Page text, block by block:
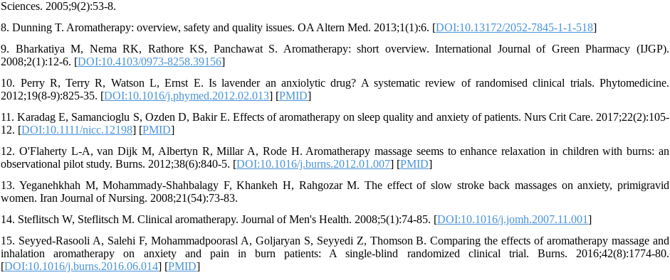
Sciences. 2005;9(2):53-8.
8. Dunning T. Aromatherapy: overview, safety and quality issues. OA Altern Med. 2013;1(1):6. [DOI:10.13172/2052-7845-1-1-518]
9. Bharkatiya M, Nema RK, Rathore KS, Panchawat S. Aromatherapy: short overview. International Journal of Green Pharmacy (IJGP).
2008;2(1):12-6. [DOI:10.4103/0973-8258.39156]
10. Perry R, Terry R, Watson L, Ernst E. Is lavender an anxiolytic drug? A systematic review of randomised clinical trials. Phytomedicine.
2012;19(8-9):825-35. [DOI:10.1016/j.phymed.2012.02.013] [PMID]
11. Karadag E, Samancioglu S, Ozden D, Bakir E. Effects of aromatherapy on sleep quality and anxiety of patients. Nurs Crit Care. 2017;22(2):105-
12. [DOI:10.1111/nicc.12198] [PMID]
12. O'Flaherty L-A, van Dijk M, Albertyn R, Millar A, Rode H. Aromatherapy massage seems to enhance relaxation in children with burns: an
observational pilot study. Burns. 2012;38(6):840-5. [DOI:10.1016/j.burns.2012.01.007] [PMID]
13. Yeganehkhah M, Mohammady-Shahbalagy F, Khankeh H, Rahgozar M. The effect of slow stroke back massages on anxiety, primigravid
women. Iran Journal of Nursing. 2008;21(54):73-83.
14. Steflitsch W, Steflitsch M. Clinical aromatherapy. Journal of Men's Health. 2008;5(1):74-85. [DOI:10.1016/j.jomh.2007.11.001]
15. Seyyed-Rasooli A, Salehi F, Mohammadpoorasl A, Goljaryan S, Seyyedi Z, Thomson B. Comparing the effects of aromatherapy massage and
inhalation aromatherapy on anxiety and pain in burn patients: A single-blind randomized clinical trial. Burns. 2016;42(8):1774-80.
[DOI:10.1016/j.burns.2016.06.014] [PMID]